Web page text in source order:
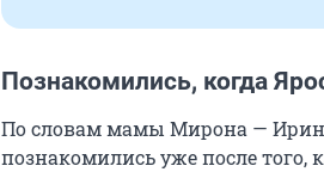
Познакомились, когда
По словам мамы Мирона —
познакомились уже после того,